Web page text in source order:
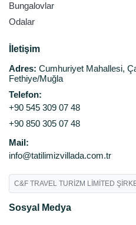
Bungalovlar
Odalar
İletişim
Adres: Cumhuriyet Mahallesi,
Fethiye/Muğla
Telefon:
+90 545 309 07 48
+90 850 305 07 48
Mail:
info@tatilimizvillada.com.tr
C&F TRAVEL TURİZM LİMİTED
Sosyal Medya